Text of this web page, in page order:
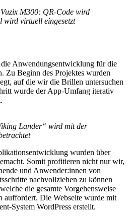
M300: QR-Code wird
wird virtuell eingesetzt
Anwendungsentwicklung für die
Zu Beginn des Projektes wurden
auf die wir die Brillen untersuchen
wurde der App-Umfang iterativ
Lander“ wird mit der
wurden über
Somit profitieren nicht nur wir,
und Anwender:innen von
nachvollziehen zu können
die gesamte Vorgehensweise
auffordert. Die Webseite wurde mit
System WordPress erstellt.